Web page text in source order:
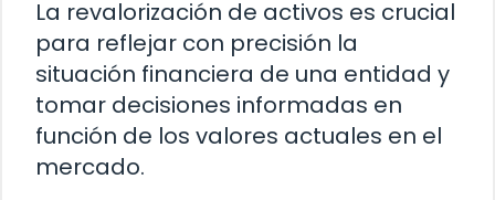
La revalorización de activos es crucial
para reflejar con precisión la
situación financiera de una entidad y
tomar decisiones informadas en
función de los valores actuales en el
mercado.